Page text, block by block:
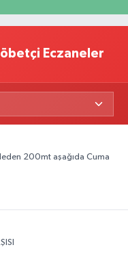
Eczaneler
200mt aşağıda Cuma